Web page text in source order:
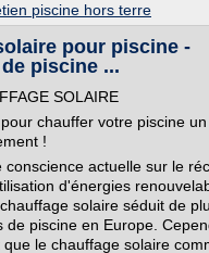
piscine hors terre
pour piscine -
piscine ...
SOLAIRE
chauffer votre piscine
!
conscience actuelle sur le
d'énergies
solaire séduit de
de piscine en Europe.
le chauffage solaire